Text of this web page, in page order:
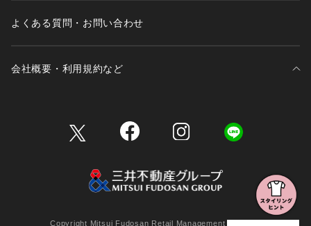
よくある質問・お問い合わせ
会社概要・利用規約など
Copyright Mitsui Fudosan Retail Management Co., Ltd.